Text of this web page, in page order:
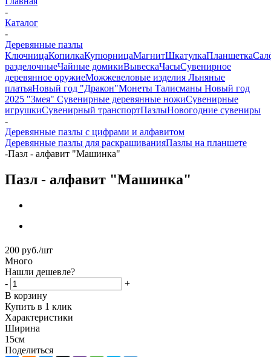
-
Каталог
-
Деревянные пазлы
КлючницаКопилкаКупюрницаМагнитШкатулкаПланшетка
разделочныеЧайные домикиВывескаЧасыСувенирное
деревянное оружиеМожжевеловые изделия Льняные
платьяНовый год "Дракон"Монеты Талисманы Новый год
2025 "Змея" Сувенирные деревянные ножиСувенирные
игрушкиСувенирный транспортПазлыНовогодние сувениры
-
Деревянные пазлы с цифрами и алфавитом
Деревянные пазлы для раскрашиванияПазлы на планшете
-Пазл - алфавит "Машинка"
Пазл - алфавит "Машинка"
200 руб./шт
Много
Нашли дешевле?
-
+
В корзину
Купить в 1 клик
Характеристики
Ширина
15см
Поделиться